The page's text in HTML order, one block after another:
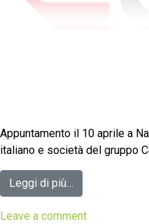
Appuntamento il 10 aprile a
italiano e società del gruppo
Leggi di più…
Leave a comment